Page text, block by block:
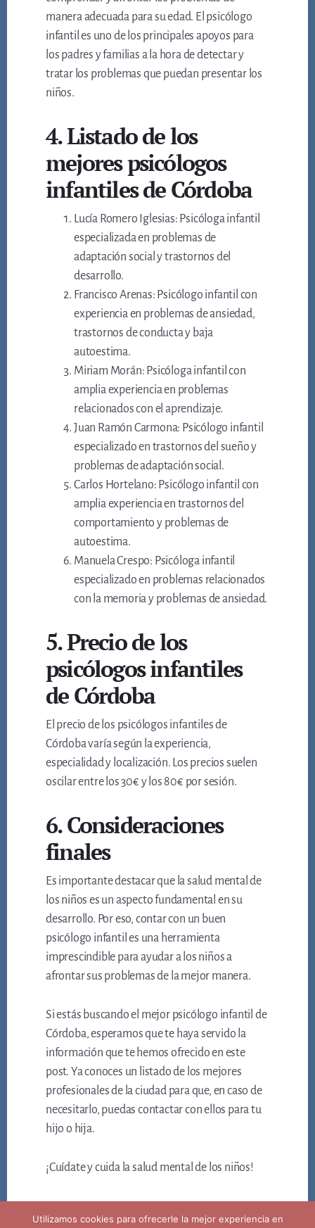
manera adecuada para su edad. El psicólogo
infantil es uno de los principales apoyos para
los padres y familias a la hora de detectar y
tratar los problemas que puedan presentar los
niños.
4. Listado de los
mejores psicólogos
infantiles de Córdoba
Lucía Romero Iglesias: Psicóloga infantil
especializada en problemas de
adaptación social y trastornos del
desarrollo.
Francisco Arenas: Psicólogo infantil con
experiencia en problemas de ansiedad,
trastornos de conducta y baja
autoestima.
Miriam Morán: Psicóloga infantil con
amplia experiencia en problemas
relacionados con el aprendizaje.
Juan Ramón Carmona: Psicólogo infantil
especializado en trastornos del sueño y
problemas de adaptación social.
Carlos Hortelano: Psicólogo infantil con
amplia experiencia en trastornos del
comportamiento y problemas de
autoestima.
Manuela Crespo: Psicóloga infantil
especializado en problemas relacionados
con la memoria y problemas de ansiedad.
5. Precio de los
psicólogos infantiles
de Córdoba
El precio de los psicólogos infantiles de
Córdoba varía según la experiencia,
especialidad y localización. Los precios suelen
oscilar entre los 30€ y los 80€ por sesión.
6. Consideraciones
finales
Es importante destacar que la salud mental de
los niños es un aspecto fundamental en su
desarrollo. Por eso, contar con un buen
psicólogo infantil es una herramienta
imprescindible para ayudar a los niños a
afrontar sus problemas de la mejor manera.
Si estás buscando el mejor psicólogo infantil de
Córdoba, esperamos que te haya servido la
información que te hemos ofrecido en este
post. Ya conoces un listado de los mejores
profesionales de la ciudad para que, en caso de
necesitarlo, puedas contactar con ellos para tu
hijo o hija.
¡Cuídate y cuida la salud mental de los niños!
Utilizamos cookies para ofrecerle la mejor experiencia en